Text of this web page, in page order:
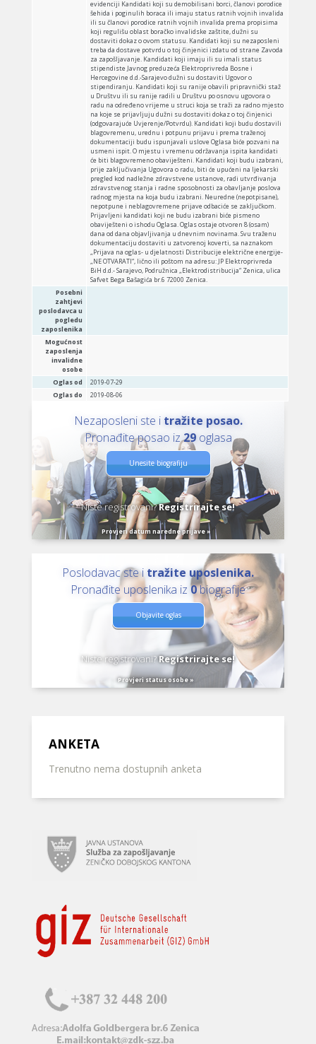
evidenciji Kandidati koji su demobilisani borci, članovi porodice
šehida i poginulih boraca ili imaju status ratnih vojnih invalida
ili su članovi porodice ratnih vojnih invalida prema propisima
koji regulišu oblast boračko invalidske zaštite, dužni su
dostaviti dokaz o ovom statusu. Kandidati koji su nezaposleni
treba da dostave potvrdu o toj činjenici izdatu od strane Zavoda
za zapošljavanje. Kandidati koji imaju ili su imali status
stipendiste Javnog preduzeća Elektroprivreda Bosne i
Hercegovine d.d.-Sarajevo dužni su dostaviti Ugovor o
stipendiranju. Kandidati koji su ranije obavili pripravnički staž
u Društvu ili su ranije radili u Društvu po osnovu ugovora o
radu na određeno vrijeme u struci koja se traži za radno mjesto
na koje se prijavljuju dužni su dostaviti dokaz o toj činjenici
(odgovarajuće Uvjerenje/Potvrdu). Kandidati koji budu dostavili
blagovremenu, urednu i potpunu prijavu i prema traženoj
dokumentaciji budu ispunjavali uslove Oglasa biće pozvani na
usmeni ispit. O mjestu i vremenu održavanja ispita kandidati
će biti blagovremeno obaviješteni. Kandidati koji budu izabrani,
prije zaključivanja Ugovora o radu, biti će upućeni na ljekarski
pregled kod nadležne zdravstvene ustanove, radi utvrđivanja
zdravstvenog stanja i radne sposobnosti za obavljanje poslova
radnog mjesta na koja budu izabrani. Neuredne (nepotpisane),
nepotpune i neblagovremene prijave odbaciće se zaključkom.
Prijavljeni kandidati koji ne budu izabrani biće pismeno
obaviješteni o ishodu Oglasa. Oglas ostaje otvoren 8 (osam)
dana od dana objavljivanja u dnevnim novinama. Svu traženu
dokumentaciju dostaviti u zatvorenoj koverti, sa naznakom
„Prijava na oglas- u djelatnosti Distribucije električne energije-
„NE OTVARATI“, lično ili poštom na adresu: JP Elektroprivreda
BiH d.d.- Sarajevo, Podružnica „Elektrodistribucija“ Zenica, ulica
Safvet Bega Bašagića br.6 72000 Zenica.
Posebni
zahtjevi
poslodavca u
pogledu
zaposlenika
Mogućnost
zaposlenja
invalidne
osobe
Oglas od
2019-07-29
Oglas do
2019-08-06
Nezaposleni ste i tražite posao.
Pronađite posao iz29oglasa
Unesite biografiju
Niste registrovani?Registrirajte se!
Provjeri datum naredne prijave »
Poslodavac ste i tražite uposlenika.
Pronađite uposlenika iz 0biografije
Objavite oglas
Niste registrovani?Registrirajte se!
Provjeri status osobe »
ANKETA
Trenutno nema dostupnih anketa